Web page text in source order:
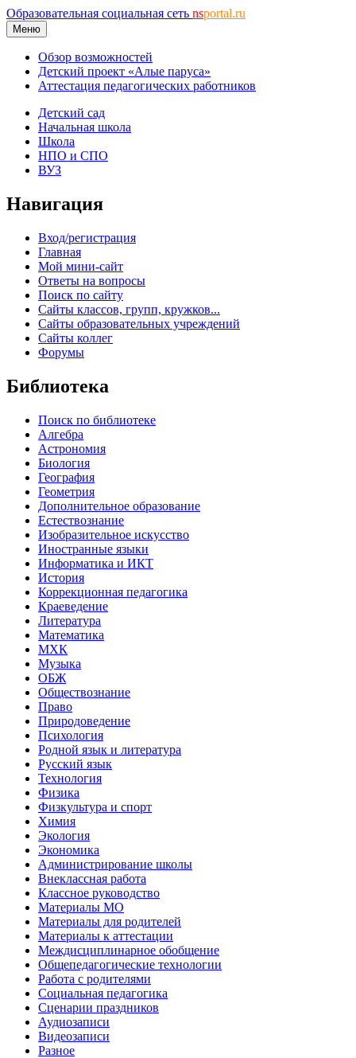
Образовательная социальная сеть nsportal.ru
Меню
Обзор возможностей
Детский проект «Алые паруса»
Аттестация педагогических работников
Детский сад
Начальная школа
Школа
НПО и СПО
ВУЗ
Навигация
Вход/регистрация
Главная
Мой мини-сайт
Ответы на вопросы
Поиск по сайту
Сайты классов, групп, кружков...
Сайты образовательных учреждений
Сайты коллег
Форумы
Библиотека
Поиск по библиотеке
Алгебра
Астрономия
Биология
География
Геометрия
Дополнительное образование
Естествознание
Изобразительное искусство
Иностранные языки
Информатика и ИКТ
История
Коррекционная педагогика
Краеведение
Литература
Математика
МХК
Музыка
ОБЖ
Обществознание
Право
Природоведение
Психология
Родной язык и литература
Русский язык
Технология
Физика
Физкультура и спорт
Химия
Экология
Экономика
Администрирование школы
Внеклассная работа
Классное руководство
Материалы МО
Материалы для родителей
Материалы к аттестации
Междисциплинарное обобщение
Общепедагогические технологии
Работа с родителями
Социальная педагогика
Сценарии праздников
Аудиозаписи
Видеозаписи
Разное